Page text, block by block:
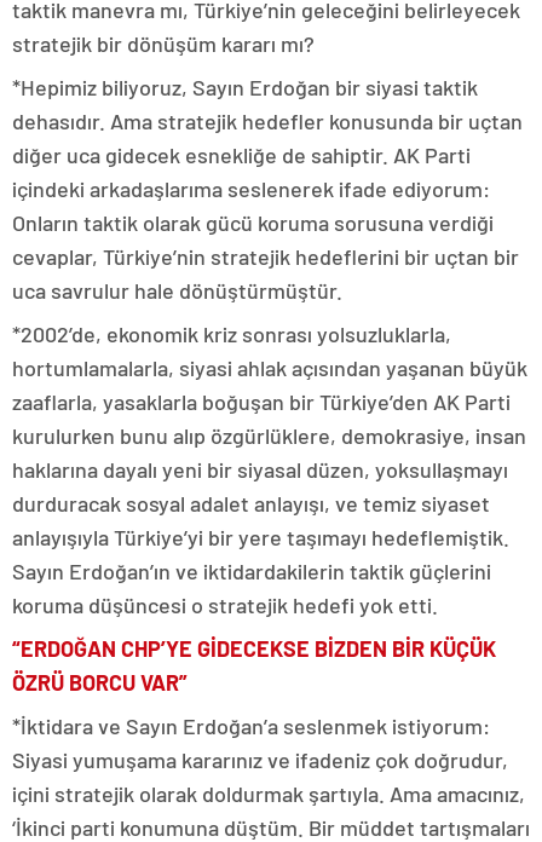
taktik manevra mı, Türkiye’nin geleceğini belirleyecek
stratejik bir dönüşüm kararı mı?
*Hepimiz biliyoruz, Sayın Erdoğan bir siyasi taktik
dehasıdır. Ama stratejik hedefler konusunda bir uçtan
diğer uca gidecek esnekliğe de sahiptir. AK Parti
içindeki arkadaşlarıma seslenerek ifade ediyorum:
Onların taktik olarak gücü koruma sorusuna verdiği
cevaplar, Türkiye’nin stratejik hedeflerini bir uçtan bir
uca savrulur hale dönüştürmüştür.
*2002’de, ekonomik kriz sonrası yolsuzluklarla,
hortumlamalarla, siyasi ahlak açısından yaşanan büyük
zaaflarla, yasaklarla boğuşan bir Türkiye’den AK Parti
kurulurken bunu alıp özgürlüklere, demokrasiye, insan
haklarına dayalı yeni bir siyasal düzen, yoksullaşmayı
durduracak sosyal adalet anlayışı, ve temiz siyaset
anlayışıyla Türkiye’yi bir yere taşımayı hedeflemiştik.
Sayın Erdoğan’ın ve iktidardakilerin taktik güçlerini
koruma düşüncesi o stratejik hedefi yok etti.
“ERDOĞAN CHP’YE GİDECEKSE BİZDEN BİR KÜÇÜK
ÖZRÜ BORCU VAR”
*İktidara ve Sayın Erdoğan’a seslenmek istiyorum:
Siyasi yumuşama kararınız ve ifadeniz çok doğrudur,
içini stratejik olarak doldurmak şartıyla. Ama amacınız,
‘İkinci parti konumuna düştüm. Bir müddet tartışmaları